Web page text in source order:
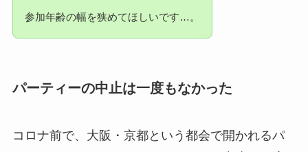
参加年齢の幅を狭めてほしいです…。
パーティーの中止は一度もなかった
コロナ前で、大阪・京都という都会で開かれるパ